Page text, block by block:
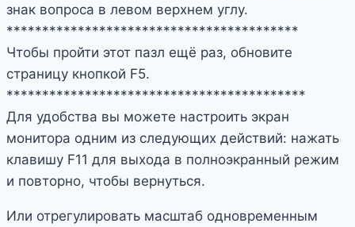
знак вопроса в левом верхнем углу.
*****************************************
Чтобы пройти этот пазл ещё раз, обновите
страницу кнопкой F5.
******************************************
Для удобства вы можете настроить экран
монитора одним из следующих действий: нажать
клавишу F11 для выхода в полноэкранный режим
и повторно, чтобы вернуться.
Или отрегулировать масштаб одновременным